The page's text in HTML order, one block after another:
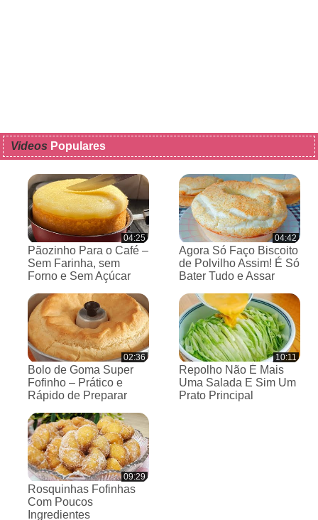
Videos Populares
04:25
Pãozinho Para o Café –
Sem Farinha, sem
Forno e Sem Açúcar
04:42
Agora Só Faço Biscoito
de Polvilho Assim! É Só
Bater Tudo e Assar
02:36
Bolo de Goma Super
Fofinho – Prático e
Rápido de Preparar
10:11
Repolho Não É Mais
Uma Salada E Sim Um
Prato Principal
09:29
Rosquinhas Fofinhas
Com Poucos
Ingredientes